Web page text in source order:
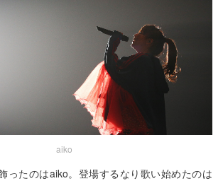
aiko
ったのはaiko。登場するなり歌い始めたのは